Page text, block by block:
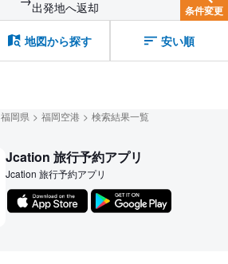
出発地へ返却 条件変更
地図から探す 安い順
福岡県 福岡空港 検索結果一覧
Jcation 旅行予約アプリ
Jcation 旅行予約アプリ